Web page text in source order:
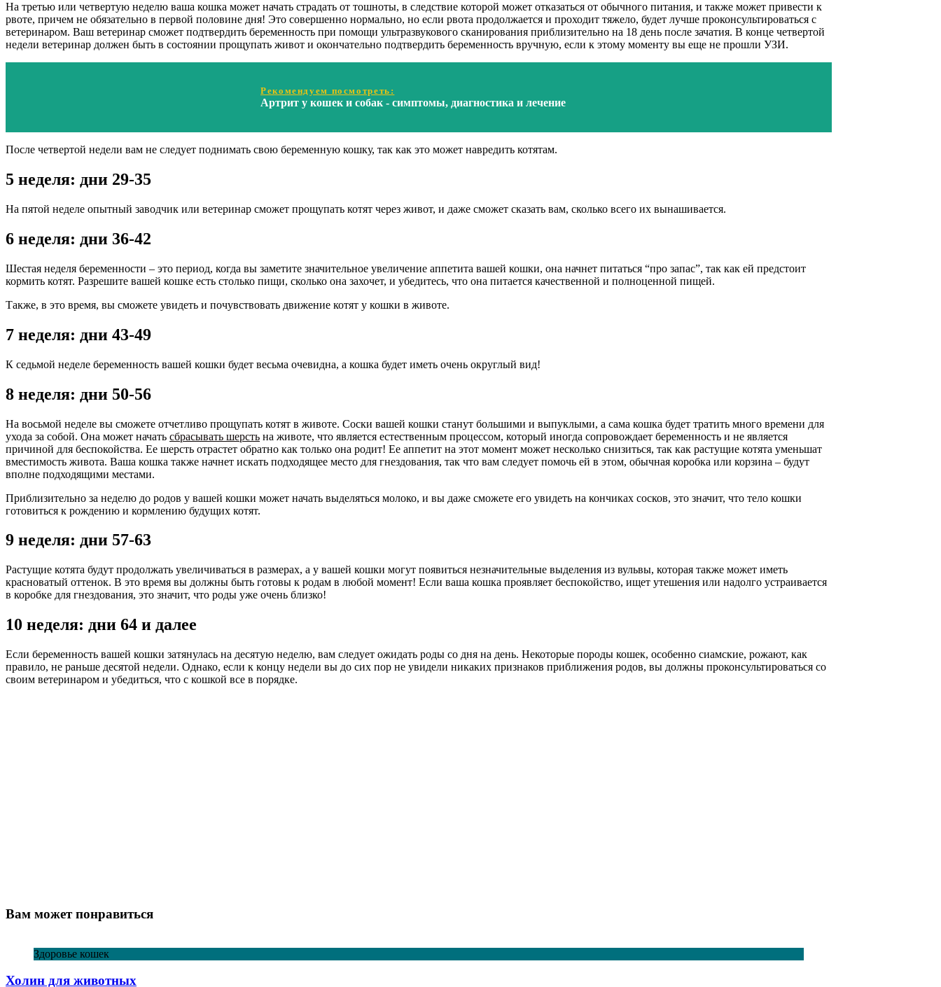
На третью или четвертую неделю ваша кошка может начать страдать от тошноты, в следствие которой может отказаться от обычного питания, и также может привести к
рвоте, причем не обязательно в первой половине дня! Это совершенно нормально, но если рвота продолжается и проходит тяжело, будет лучше проконсультироваться с
ветеринаром. Ваш ветеринар сможет подтвердить беременность при помощи ультразвукового сканирования приблизительно на 18 день после зачатия. В конце четвертой
недели ветеринар должен быть в состоянии прощупать живот и окончательно подтвердить беременность вручную, если к этому моменту вы еще не прошли УЗИ.
Рекомендуем посмотреть:
Артрит у кошек и собак - симптомы, диагностика и лечение
После четвертой недели вам не следует поднимать свою беременную кошку, так как это может навредить котятам.
5 неделя: дни 29-35
На пятой неделе опытный заводчик или ветеринар сможет прощупать котят через живот, и даже сможет сказать вам, сколько всего их вынашивается.
6 неделя: дни 36-42
Шестая неделя беременности – это период, когда вы заметите значительное увеличение аппетита вашей кошки, она начнет питаться “про запас”, так как ей предстоит
кормить котят. Разрешите вашей кошке есть столько пищи, сколько она захочет, и убедитесь, что она питается качественной и полноценной пищей.
Также, в это время, вы сможете увидеть и почувствовать движение котят у кошки в животе.
7 неделя: дни 43-49
К седьмой неделе беременность вашей кошки будет весьма очевидна, а кошка будет иметь очень округлый вид!
8 неделя: дни 50-56
На восьмой неделе вы сможете отчетливо прощупать котят в животе. Соски вашей кошки станут большими и выпуклыми, а сама кошка будет тратить много времени для
ухода за собой. Она может начать сбрасывать шерсть на животе, что является естественным процессом, который иногда сопровождает беременность и не является
причиной для беспокойства. Ее шерсть отрастет обратно как только она родит! Ее аппетит на этот момент может несколько снизиться, так как растущие котята уменьшат
вместимость живота. Ваша кошка также начнет искать подходящее место для гнездования, так что вам следует помочь ей в этом, обычная коробка или корзина – будут
вполне подходящими местами.
Приблизительно за неделю до родов у вашей кошки может начать выделяться молоко, и вы даже сможете его увидеть на кончиках сосков, это значит, что тело кошки
готовиться к рождению и кормлению будущих котят.
9 неделя: дни 57-63
Растущие котята будут продолжать увеличиваться в размерах, а у вашей кошки могут появиться незначительные выделения из вульвы, которая также может иметь
красноватый оттенок. В это время вы должны быть готовы к родам в любой момент! Если ваша кошка проявляет беспокойство, ищет утешения или надолго устраивается
в коробке для гнездования, это значит, что роды уже очень близко!
10 неделя: дни 64 и далее
Если беременность вашей кошки затянулась на десятую неделю, вам следует ожидать роды со дня на день. Некоторые породы кошек, особенно сиамские, рожают, как
правило, не раньше десятой недели. Однако, если к концу недели вы до сих пор не увидели никаких признаков приближения родов, вы должны проконсультироваться со
своим ветеринаром и убедиться, что с кошкой все в порядке.
Вам может понравиться
Здоровье кошек
Холин для животных